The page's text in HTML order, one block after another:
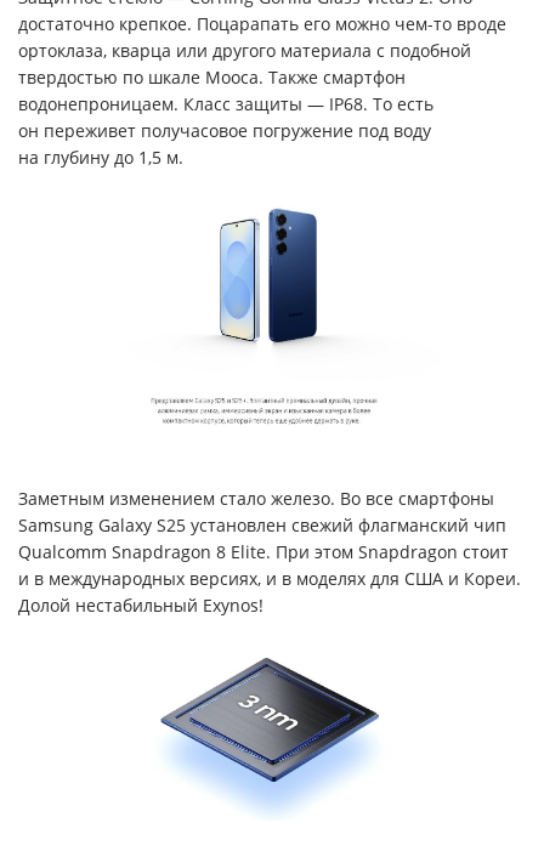
достаточно крепкое. Поцарапать его можно чем-то вроде
ортоклаза, кварца или другого материала с подобной
твердостью по шкале Мооса. Также смартфон
водонепроницаем. Класс защиты — IP68. То есть
он переживет получасовое погружение под воду
на глубину до 1,5 м.
Заметным изменением стало железо. Во все смартфоны
Samsung Galaxy S25 установлен свежий флагманский чип
Qualcomm Snapdragon 8 Elite. При этом Snapdragon стоит
и в международных версиях, и в моделях для США и Кореи.
Долой нестабильный Exynos!